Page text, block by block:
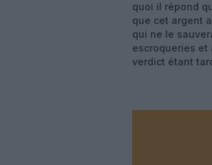
quoi il répond
que cet argent
qui ne le
escroqueries et
verdict étant